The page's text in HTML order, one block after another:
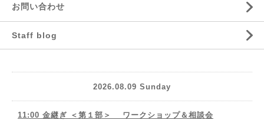
お問い合わせ
Staff blog
2026.08.09 Sunday
11:00 金継ぎ ＜第１部＞ ワークショップ＆相談会